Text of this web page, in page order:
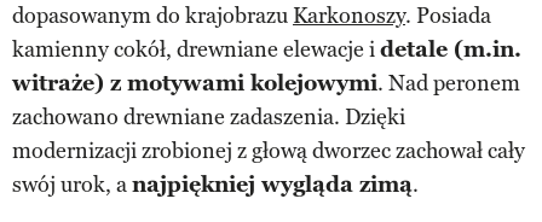
dopasowanym do krajobrazu Karkonoszy. Posiada
kamienny cokół, drewniane elewacje idetale (m.in.
witraże) z motywami kolejowymi. Nad peronem
zachowano drewniane zadaszenia. Dzięki
modernizacji zrobionej z głową dworzec zachował cały
swój urok, anajpiękniej wygląda zimą.